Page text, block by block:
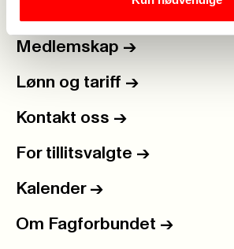
Medlemskap ->
Lønn og tariff ->
Kontakt oss ->
For tillitsvalgte ->
Kalender ->
Om Fagforbundet ->